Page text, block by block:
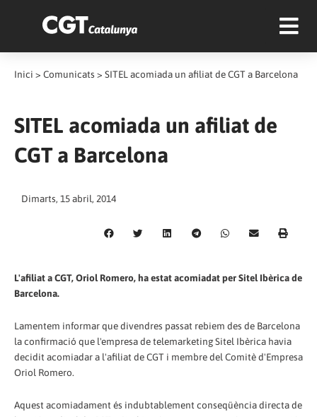
Inici > Comunicats > SITEL acomiada un afiliat de CGT a Barcelona
SITEL acomiada un afiliat de
CGT a Barcelona
Dimarts, 15 abril, 2014
L'afiliat a CGT, Oriol Romero, ha estat acomiadat per Sitel Ibèrica de
Barcelona.
Lamentem informar que divendres passat rebiem des de Barcelona
la confirmació que l'empresa de telemarketing Sitel Ibèrica havia
decidit acomiadar a l'afiliat de CGT i membre del Comitè d'Empresa
Oriol Romero.
Aquest acomiadament és indubtablement conseqüència directa de